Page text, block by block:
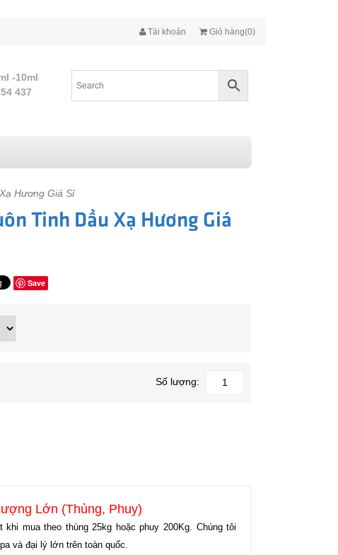
Tài khoản Giỏ hàng(0)
-10ml
437
Hương Giá Sỉ
Tinh Dầu Xạ Hương Giá
Save
Số lượng:
Lớn (Thùng, Phuy)
mua theo thùng 25kg hoặc phuy 200Kg. Chúng tôi
và đại lý lớn trên toàn quốc.